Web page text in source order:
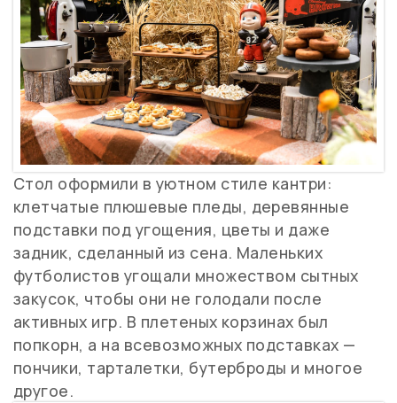
Стол оформили в уютном стиле кантри:
клетчатые плюшевые пледы, деревянные
подставки под угощения, цветы и даже
задник, сделанный из сена. Маленьких
футболистов угощали множеством сытных
закусок, чтобы они не голодали после
активных игр. В плетеных корзинах был
попкорн, а на всевозможных подставках —
пончики, тарталетки, бутерброды и многое
другое.